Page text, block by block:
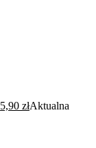
5,90 złAktualna